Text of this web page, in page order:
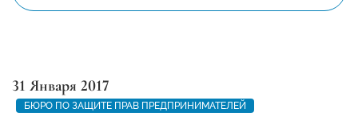
31 Января 2017
БЮРО ПО ЗАЩИТЕ ПРАВ ПРЕДПРИНИМАТЕЛЕЙ